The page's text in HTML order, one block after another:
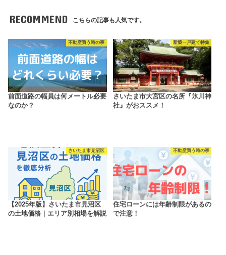
RECOMMEND こちらの記事も人気です。
不動産買う時の事
前面道路の幅員は何メートル必要
なのか？
新築一戸建て特集
さいたま市大宮区の名所『氷川神
社』がおススメ！
さいたま市見沼区
【2025年版】さいたま市見沼区
の土地価格｜エリア別相場を解説
不動産買う時の事
住宅ローンには年齢制限があるの
で注意！